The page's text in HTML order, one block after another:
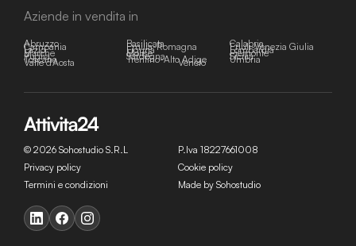
Aziende in vendita in
Abruzzo Basilicata Calabria
Campania Emilia-Romagna Friuli-Venezia Giulia
Lazio Liguria Lombardia
Marche Molise Piemonte
Puglia Sardegna Sicilia
Toscana Trentino-Alto Adige Umbria
Valle d'Aosta Veneto
© 2026 Sohostudio S.R.L
P.Iva 18227661008
Privacy policy
Cookie policy
Termini e condizioni
Made by Sohostudio